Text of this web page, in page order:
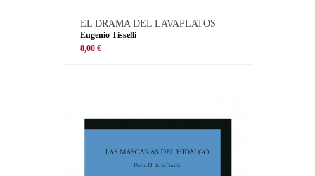
EL DRAMA DEL LAVAPLATOS
Eugenio Tisselli
8,00 €